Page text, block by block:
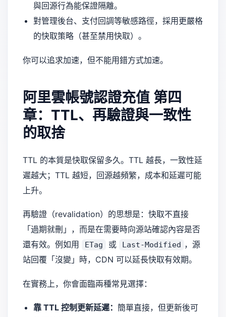
與回源行為能保證隔離。
對管理後台、支付回調等敏感路徑，採用更嚴格
的快取策略（甚至禁用快取）。
你可以追求加速，但不能用錯方式加速。
阿里雲帳號認證充值 第四
章：TTL、再驗證與一致性
的取捨
TTL 的本質是快取保留多久。TTL 越長，一致性延
遲越大；TTL 越短，回源越頻繁，成本和延遲可能
上升。
再驗證（revalidation）的思想是：快取不直接
「過期就刪」，而是在需要時向源站確認內容是否
還有效。例如用
ETag 或 Last-Modified ，源
站回覆「沒變」時，CDN 可以延長快取有效期。
在實務上，你會面臨兩種常見選擇：
靠 TTL 控制更新延遲： 簡單直接，但更新後可